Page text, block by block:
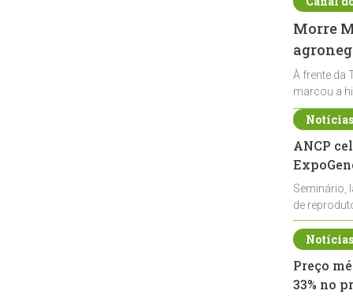
Morre
À frente da
marcou a
ANCP
Seminário,
de
durante a
Preço
33% no